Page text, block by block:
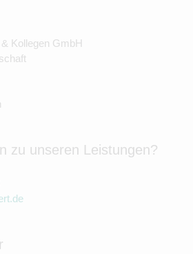
Kollegen GmbH
zu unseren Leistungen?